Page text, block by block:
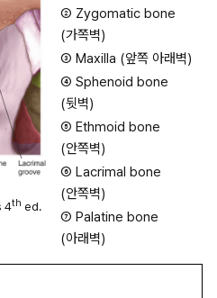
4th ed.
② Zygomatic bone
(가쪽벽)
③ Maxilla (앞쪽 아래벽)
④ Sphenoid bone
(뒷벽)
⑤ Ethmoid bone
(안쪽벽)
⑥ Lacrimal bone
(안쪽벽)
⑦ Palatine bone
(아래벽)